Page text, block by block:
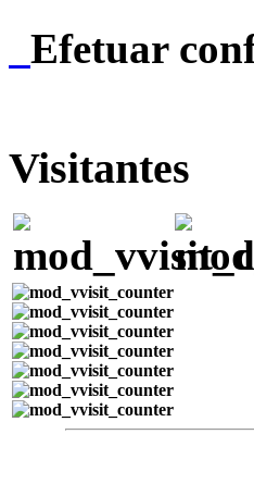
Efetuar
Visitantes